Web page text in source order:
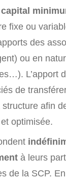
fixe ou
des
ou en
L’apport
de
afin
optimisée.
à leurs
de la SCP.